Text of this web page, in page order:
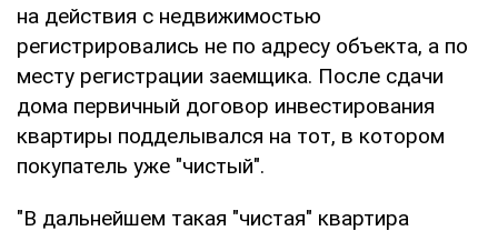
на действия с недвижимостью
регистрировались не по адресу объекта, а по
месту регистрации заемщика. После сдачи
дома первичный договор инвестирования
квартиры подделывался на тот, в котором
покупатель уже "чистый".
"В дальнейшем такая "чистая" квартира